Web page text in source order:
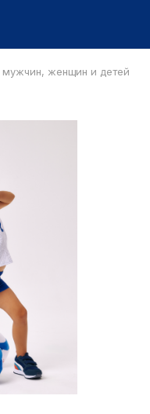
женщин и детей